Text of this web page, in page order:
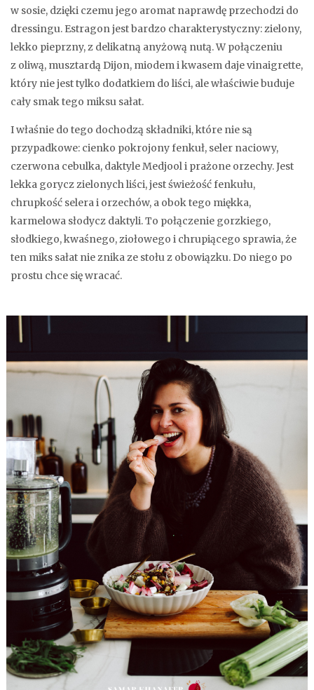
w sosie, dzięki czemu jego aromat naprawdę przechodzi do
dressingu. Estragon jest bardzo charakterystyczny: zielony,
lekko pieprzny, z delikatną anyżową nutą. W połączeniu
z oliwą, musztardą Dijon, miodem i kwasem daje vinaigrette,
który nie jest tylko dodatkiem do liści, ale właściwie buduje
cały smak tego miksu sałat.
I właśnie do tego dochodzą składniki, które nie są
przypadkowe: cienko pokrojony fenkuł, seler naciowy,
czerwona cebulka, daktyle Medjool i prażone orzechy. Jest
lekka gorycz zielonych liści, jest świeżość fenkułu,
chrupkość selera i orzechów, a obok tego miękka,
karmelowa słodycz daktyli. To połączenie gorzkiego,
słodkiego, kwaśnego, ziołowego i chrupiącego sprawia, że
ten miks sałat nie znika ze stołu z obowiązku. Do niego po
prostu chce się wracać.